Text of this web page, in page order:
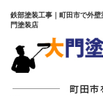
鉄部塗装工事｜町田市で外
門塗装店